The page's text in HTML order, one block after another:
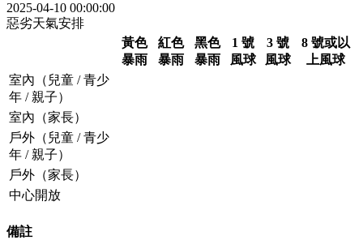
2025-04-10 00:00:00
惡劣天氣安排
黃色
暴雨
紅色
暴雨
黑色
暴雨
1 號
風球
3 號
風球
8 號或以
上風球
室內（兒童 / 青少
年 / 親子）
室內（家長）
戶外（兒童 / 青少
年 / 親子）
戶外（家長）
中心開放
備註